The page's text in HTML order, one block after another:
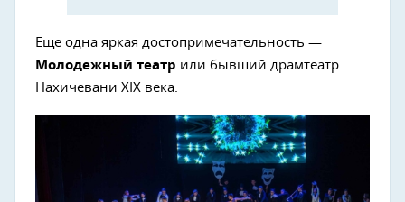
Еще одна яркая достопримечательность —
Молодежный театр или бывший драмтеатр
Нахичевани XIX века.